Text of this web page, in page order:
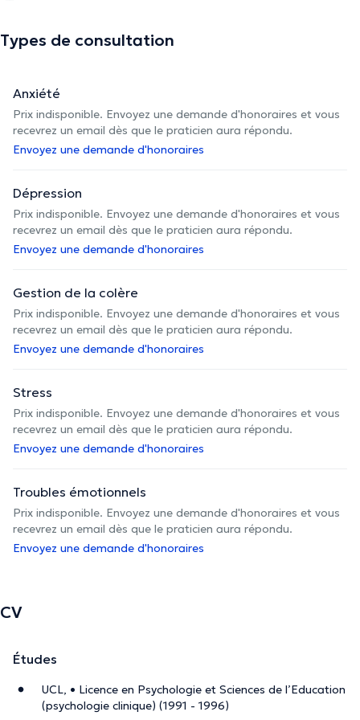
La description a été éditée par l'équipe de Doctoranytime et se base sur des
Types de consultation
Anxiété
Prix indisponible. Envoyez une demande d'honoraires et vous
recevrez un email dès que le praticien aura répondu.
Envoyez une demande d'honoraires
Dépression
Prix indisponible. Envoyez une demande d'honoraires et vous
recevrez un email dès que le praticien aura répondu.
Envoyez une demande d'honoraires
Gestion de la colère
Prix indisponible. Envoyez une demande d'honoraires et vous
recevrez un email dès que le praticien aura répondu.
Envoyez une demande d'honoraires
Stress
Prix indisponible. Envoyez une demande d'honoraires et vous
recevrez un email dès que le praticien aura répondu.
Envoyez une demande d'honoraires
Troubles émotionnels
Prix indisponible. Envoyez une demande d'honoraires et vous
recevrez un email dès que le praticien aura répondu.
Envoyez une demande d'honoraires
CV
Études
UCL, • Licence en Psychologie et Sciences de l’Education
(psychologie clinique) (1991 - 1996)